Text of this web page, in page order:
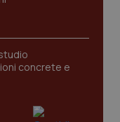
concrete e